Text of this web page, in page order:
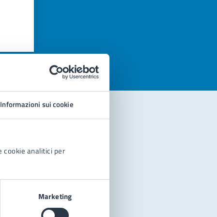
Informazioni sui cookie
cookie analitici per
Marketing